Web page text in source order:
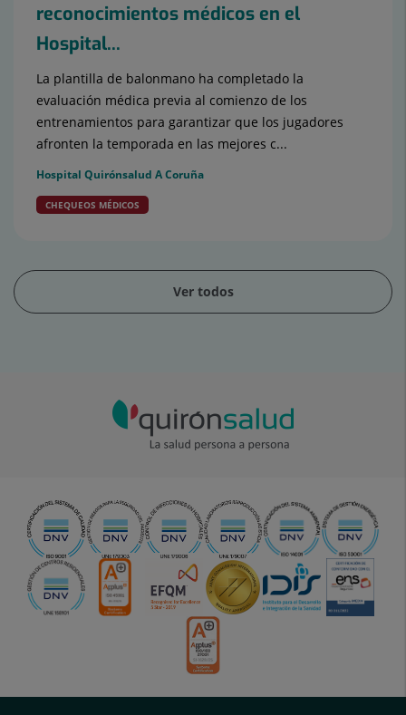
reconocimientos médicos en el
Hospital...
La plantilla de balonmano ha completado la
evaluación médica previa al comienzo de los
entrenamientos para garantizar que los jugadores
afronten la temporada en las mejores c...
Hospital Quirónsalud A Coruña
CHEQUEOS MÉDICOS
Ver todos